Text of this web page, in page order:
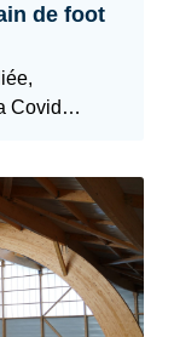
de foot
Covid…